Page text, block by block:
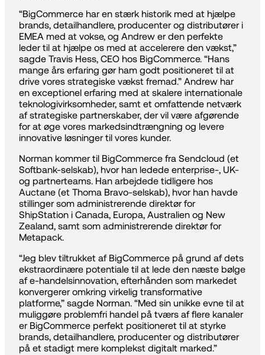
“BigCommerce har en stærk historik med at hjælpe
brands, detailhandlere, producenter og distributører i
EMEA med at vokse, og Andrew er den perfekte
leder til at hjælpe os med at accelerere den vækst,”
sagde Travis Hess, CEO hos BigCommerce. “Hans
mange års erfaring gør ham godt positioneret til at
drive vores strategiske vækst fremad.” Andrew har
en exceptionel erfaring med at skalere internationale
teknologivirksomheder, samt et omfattende netværk
af strategiske partnerskaber, der vil være afgørende
for at øge vores markedsindtrængning og levere
innovative løsninger til vores kunder.
Norman kommer til BigCommerce fra Sendcloud (et
Softbank-selskab), hvor han ledede enterprise-, UK-
og partnerteams. Han arbejdede tidligere hos
Auctane (et Thoma Bravo-selskab), hvor han havde
stillinger som administrerende direktør for
ShipStation i Canada, Europa, Australien og New
Zealand, samt som administrerende direktør for
Metapack.
“Jeg blev tiltrukket af BigCommerce på grund af dets
ekstraordinære potentiale til at lede den næste bølge
af e-handelsinnovation, efterhånden som markedet
konvergerer omkring virkelig transformative
platforme,” sagde Norman. “Med sin unikke evne til at
muliggøre problemfri handel på tværs af flere kanaler
er BigCommerce perfekt positioneret til at styrke
brands, detailhandlere, producenter og distributører
på et stadigt mere komplekst digitalt marked.”